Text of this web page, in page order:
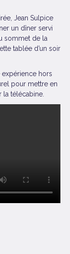
Jean Sulpice
un dîner servi
sommet de la
tablée d’un soir
hors
pour mettre en
télécabine.